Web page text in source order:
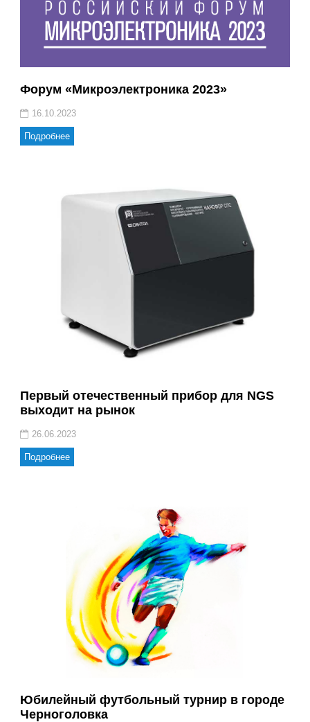
Форум «Микроэлектроника 2023»
16.10.2023
Подробнее
Первый отечественный прибор для NGS
выходит на рынок
26.06.2023
Подробнее
Юбилейный футбольный турнир в городе
Черноголовка